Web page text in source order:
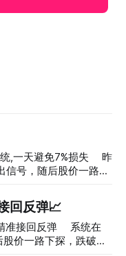
天避免7%损失 ⠀ 昨
号，随后股价一路下
自动帮你读懂市场情
款买卖信号交易系统
告、交易机会 :
回反弹📈
反弹 ⠀ 系统在
价一路下探，跌破